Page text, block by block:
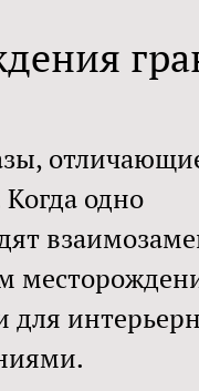
одно
для